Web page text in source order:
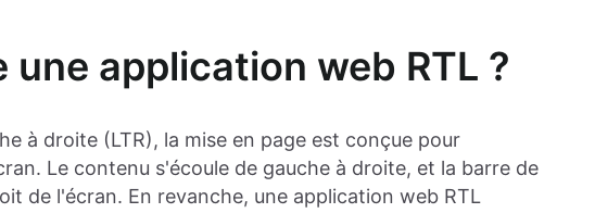
une application web RTL ?
à droite (LTR), la mise en page est conçue pour
Le contenu s'écoule de gauche à droite, et la barre de
de l'écran. En revanche, une application web RTL